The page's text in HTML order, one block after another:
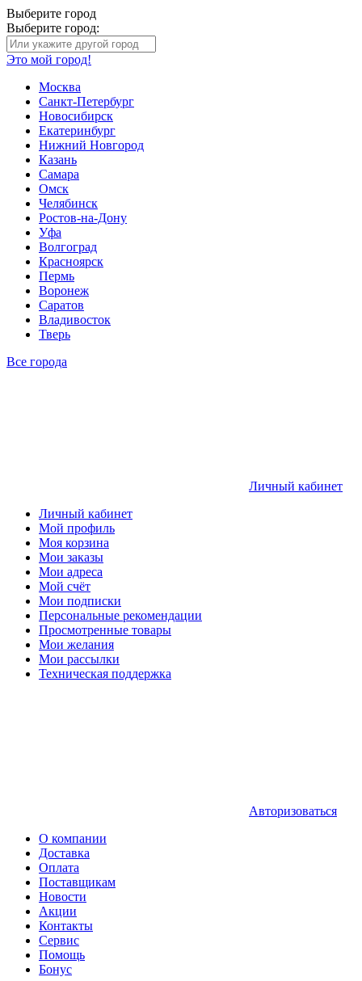
Выберите город
Выберите город:
Это мой город!
Москва
Санкт-Петербург
Новосибирск
Екатеринбург
Нижний Новгород
Казань
Самара
Омск
Челябинск
Ростов-на-Дону
Уфа
Волгоград
Красноярск
Пермь
Воронеж
Саратов
Владивосток
Тверь
Все города
Личный кабинет
Личный кабинет
Мой профиль
Моя корзина
Мои заказы
Мои адреса
Мой счёт
Мои подписки
Персональные рекомендации
Просмотренные товары
Мои желания
Мои рассылки
Техническая поддержка
Авторизоваться
О компании
Доставка
Оплата
Поставщикам
Новости
Акции
Контакты
Сервис
Помощь
Бонус